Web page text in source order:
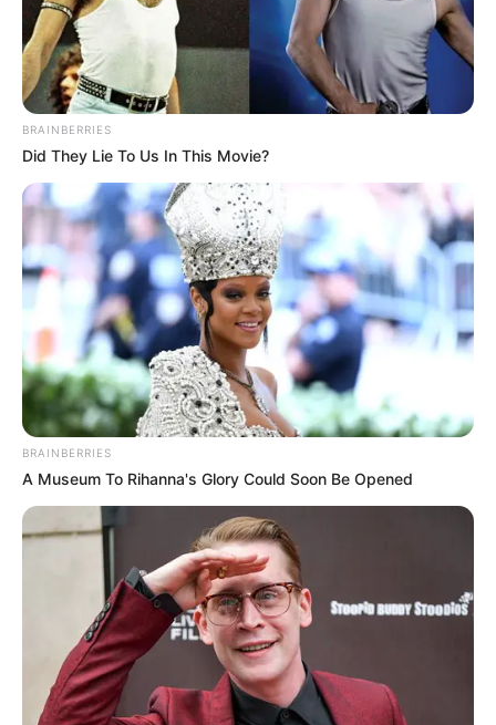
BRAINBERRIES
Did They Lie To Us In This Movie?
BRAINBERRIES
A Museum To Rihanna's Glory Could Soon Be Opened